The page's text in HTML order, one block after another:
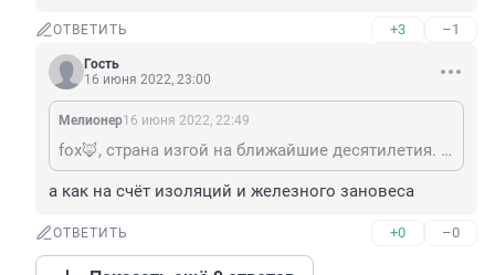
ОТВЕТИТЬ +3 –1
Гость
16 июня 2022, 23:00
Мелионер16 июня 2022, 22:49
fox🦊, страна изгой на ближайшие десятилетия. Детей надо подальше отправлять учиться
а как на счёт изоляций и железного зановеса
ОТВЕТИТЬ +0 –0